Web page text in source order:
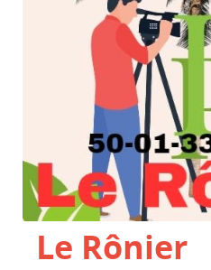
Le Rônier